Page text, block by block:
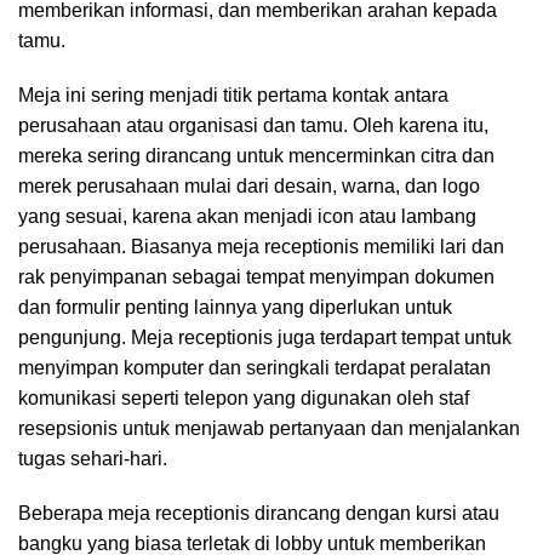
memberikan informasi, dan memberikan arahan kepada
tamu.
Meja ini sering menjadi titik pertama kontak antara
perusahaan atau organisasi dan tamu. Oleh karena itu,
mereka sering dirancang untuk mencerminkan citra dan
merek perusahaan mulai dari desain, warna, dan logo
yang sesuai, karena akan menjadi icon atau lambang
perusahaan. Biasanya meja receptionis memiliki lari dan
rak penyimpanan sebagai tempat menyimpan dokumen
dan formulir penting lainnya yang diperlukan untuk
pengunjung. Meja receptionis juga terdapart tempat untuk
menyimpan komputer dan seringkali terdapat peralatan
komunikasi seperti telepon yang digunakan oleh staf
resepsionis untuk menjawab pertanyaan dan menjalankan
tugas sehari-hari.
Beberapa meja receptionis dirancang dengan kursi atau
bangku yang biasa terletak di lobby untuk memberikan